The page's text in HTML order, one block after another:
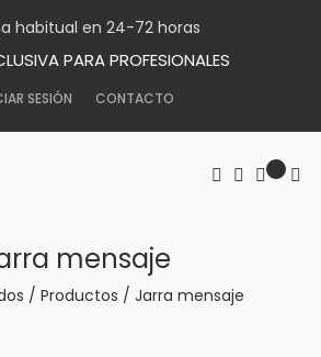
habitual en 24-72 horas
PARA PROFESIONALES
SESIÓN CONTACTO
mensaje
/ Productos / Jarra mensaje